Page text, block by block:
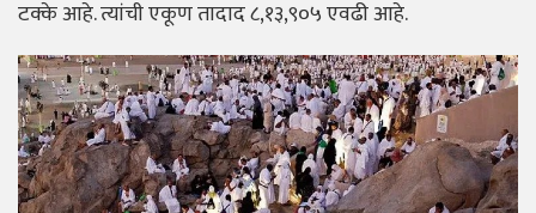
टक्के आहे. त्यांची एकूण तादाद ८,१३,९०५ एवढी आहे.